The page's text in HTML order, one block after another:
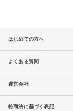
はじめての方へ
よくある質問
運営会社
特商法に基づく表記